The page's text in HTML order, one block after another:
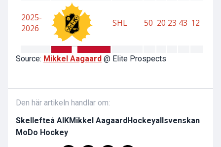
Source: Mikkel Aagaard @ Elite Prospects
Den här artikeln handlar om:
Skellefteå AIKMikkel Aagaard Hockeyallsvenskan
MoDo Hockey